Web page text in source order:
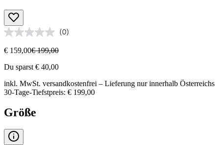
(0)
€ 159,00€ 199,00
Du sparst € 40,00
inkl. MwSt. versandkostenfrei – Lieferung nur innerhalb Österreichs
30-Tage-Tiefstpreis: € 199,00
Größe